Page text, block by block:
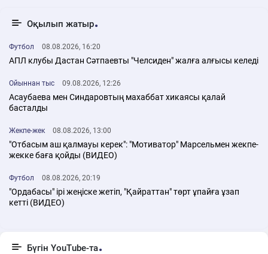
Оқылып жатыр
Футбол 08.08.2026, 16:20
АПЛ клубы Дастан Сәтпаевты "Челсиден" жалға алғысы келеді
Ойыннан тыс 09.08.2026, 12:26
Асаубаева мен Синдаровтың махаббат хикаясы қалай
басталды
Жекпе-жек 08.08.2026, 13:00
"Отбасым аш қалмауы керек": "Мотиватор" Марсельмен жекпе-
жекке баға қойды (ВИДЕО)
Футбол 08.08.2026, 20:19
"Ордабасы" ірі жеңіске жетіп, "Қайраттан" төрт ұпайға ұзап
кетті (ВИДЕО)
Бүгін YouTube-та